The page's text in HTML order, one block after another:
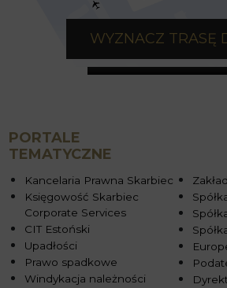
WYZNACZ TRASĘ
PORTALE
TEMATYCZNE
Kancelaria Prawna Skarbiec
Księgowość Skarbiec
Corporate Services
CIT Estoński
Upadłości
Prawo spadkowe
Windykacja należności